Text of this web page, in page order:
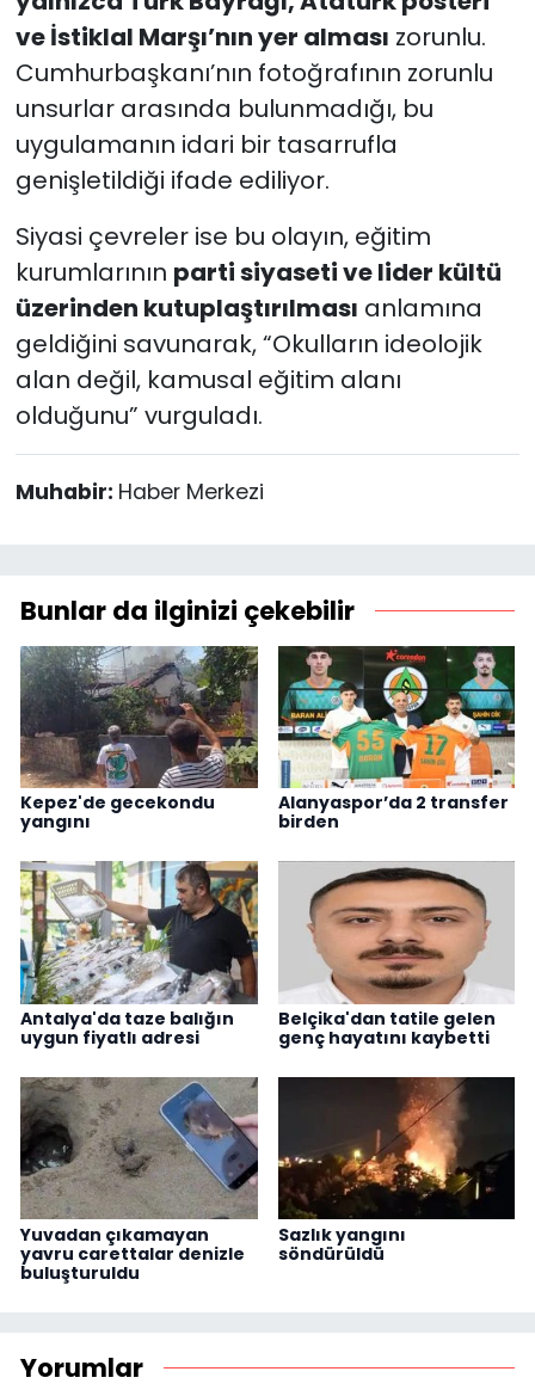
ve İstiklal Marşı’nın yer alması zorunlu.
Cumhurbaşkanı’nın fotoğrafının zorunlu
unsurlar arasında bulunmadığı, bu
uygulamanın idari bir tasarrufla
genişletildiği ifade ediliyor.
Siyasi çevreler ise bu olayın, eğitim
kurumlarının parti siyaseti ve lider kültü
üzerinden kutuplaştırılması anlamına
geldiğini savunarak, “Okulların ideolojik
alan değil, kamusal eğitim alanı
olduğunu” vurguladı.
Muhabir: Haber Merkezi
Bunlar da ilginizi çekebilir
Kepez'de gecekondu
yangını
Alanyaspor’da 2 transfer
birden
Antalya'da taze balığın
uygun fiyatlı adresi
Belçika'dan tatile gelen
genç hayatını kaybetti
Yuvadan çıkamayan
yavru carettalar denizle
buluşturuldu
Sazlık yangını
söndürüldü
Yorumlar